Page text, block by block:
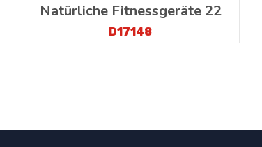
Natürliche Fitnessgeräte 22
D17148